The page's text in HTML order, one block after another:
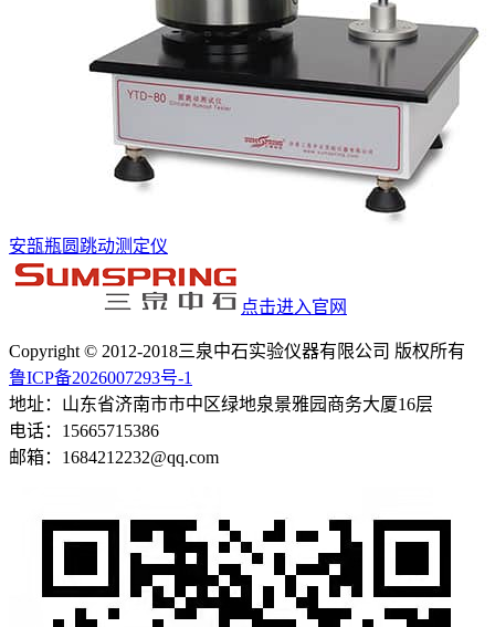
安瓿瓶圆跳动测定仪
点击进入官网
Copyright © 2012-2018三泉中石实验仪器有限公司 版权所有
鲁ICP备2026007293号-1
地址：山东省济南市市中区绿地泉景雅园商务大厦16层
电话：15665715386
邮箱：1684212232@qq.com